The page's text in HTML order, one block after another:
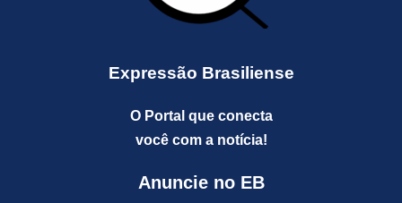
Expressão Brasiliense
O Portal que conecta
você com a notícia!
Anuncie no EB